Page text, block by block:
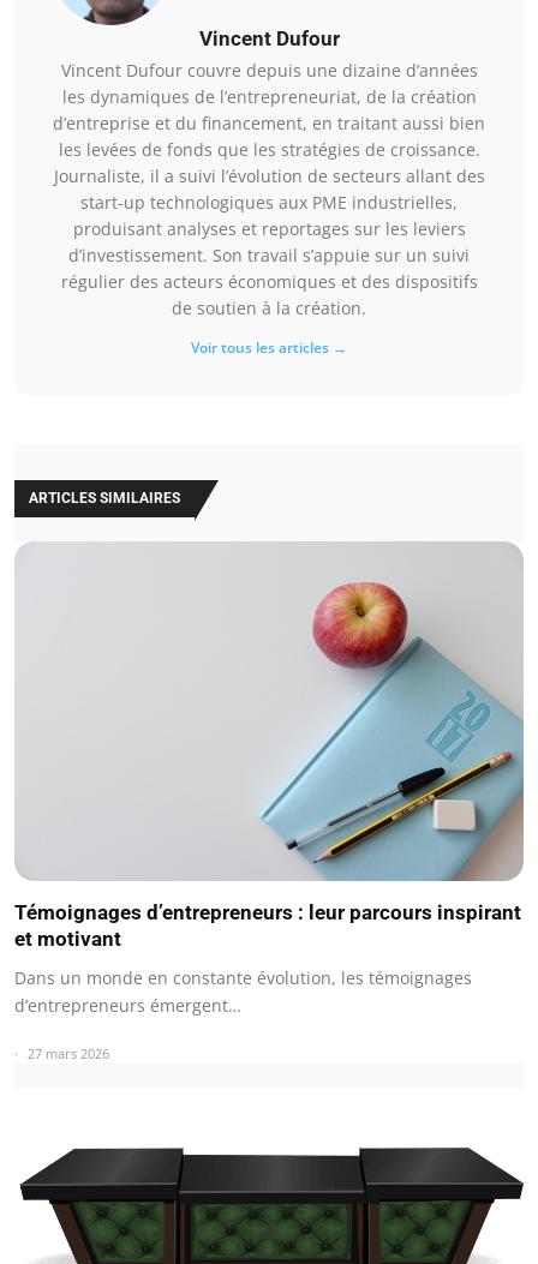
Vincent Dufour
Vincent Dufour couvre depuis une dizaine d’années
les dynamiques de l’entrepreneuriat, de la création
d’entreprise et du financement, en traitant aussi bien
les levées de fonds que les stratégies de croissance.
Journaliste, il a suivi l’évolution de secteurs allant des
start-up technologiques aux PME industrielles,
produisant analyses et reportages sur les leviers
d’investissement. Son travail s’appuie sur un suivi
régulier des acteurs économiques et des dispositifs
de soutien à la création.
Voir tous les articles →
ARTICLES SIMILAIRES
Témoignages d’entrepreneurs : leur parcours inspirant
et motivant
Dans un monde en constante évolution, les témoignages
d’entrepreneurs émergent…
27 mars 2026